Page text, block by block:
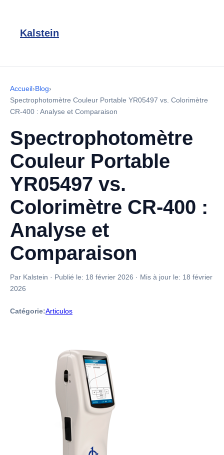
Kalstein
Accueil›Blog›
Spectrophotomètre Couleur Portable YR05497 vs. Colorimètre
CR-400 : Analyse et Comparaison
Spectrophotomètre
Couleur Portable
YR05497 vs.
Colorimètre CR-400 :
Analyse et
Comparaison
Par Kalstein · Publié le: 18 février 2026 · Mis à jour le: 18 février
2026
Catégorie:Articulos